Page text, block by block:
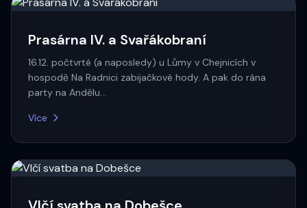
Prasárna IV. a Svařákobraní
16.12. počtvrté (a naposledy) u Lůmy v Chejnicích v
hospodě Na Radnici zabijačkové hody. A pak do rána
party na Andělu…
Více